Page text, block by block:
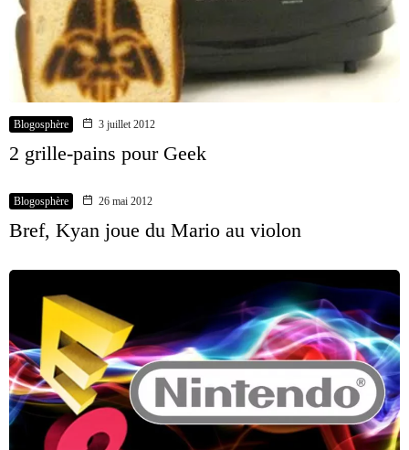
Blogosphère 3 juillet 2012
2 grille-pains pour Geek
Blogosphère 26 mai 2012
Bref, Kyan joue du Mario au violon